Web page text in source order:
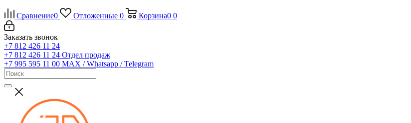
Сравнение0 Отложенные 0 Корзина0 0
Заказать звонок
+7 812 426 11 24
+7 812 426 11 24 Отдел продаж
+7 995 595 11 00 MAX / Whatsapp / Telegram